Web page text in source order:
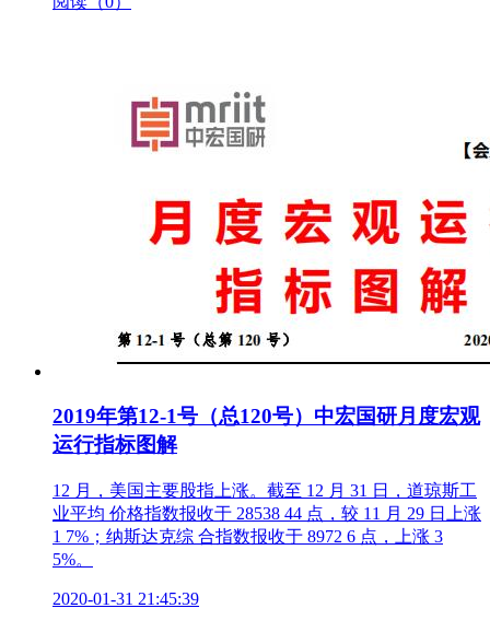
2019年第12-1号（总120号）中宏国研月度宏观
运行指标图解
12 月，美国主要股指上涨。截至 12 月 31 日，道琼斯工
业平均 价格指数报收于 28538 44 点，较 11 月 29 日上涨
1 7%；纳斯达克综 合指数报收于 8972 6 点，上涨 3
5%。
2020-01-31 21:45:39